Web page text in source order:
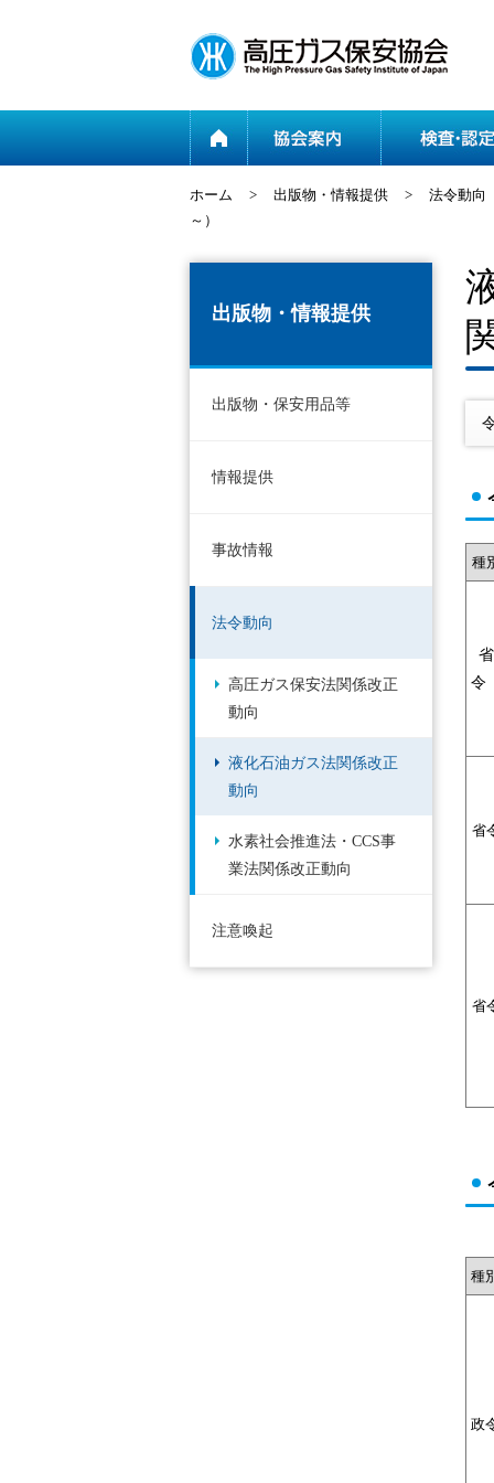
ホーム > 出版物・情報提供 >
法令動向
～）
出版物・情報提供
出版物・保安用品等
情報提供
事故情報
法令動向
高圧ガス保安法関係改正
動向
液化石油ガス法関係改正
動向
水素社会推進法・CCS事
業法関係改正動向
注意喚起
種
省
省
省
種
政